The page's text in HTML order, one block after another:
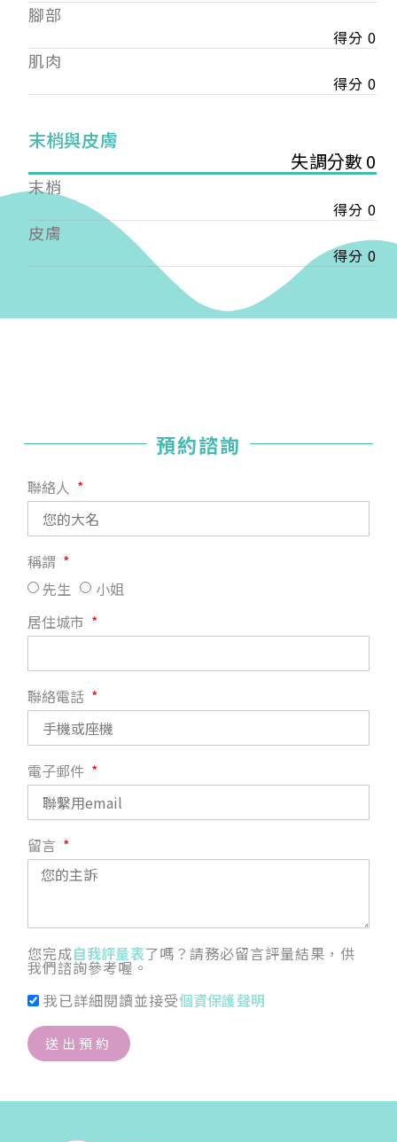
腳部
得分 0
肌肉
得分 0
末梢與皮膚
失調分數 0
末梢
得分 0
皮膚
得分 0
預約諮詢
聯絡人
稱謂
先生
小姐
居住城市
聯絡電話
電子郵件
留言
您完成自我評量表了嗎？請務必留言評量結果，供
我們諮詢參考喔。
我已詳細閱讀並接受個資保護聲明
送出預約
——
【會費】
個人會員:
入會費新臺幣1200元，於會員入會時繳納；常年會
入會費新臺幣3000元，於會員入會時繳納；常年會
戶名: 社團法人台灣自律神經健康培訓暨發展協會
帳號: 003-03-501566-2
銀行: (013) 國泰世華 南京東路分行